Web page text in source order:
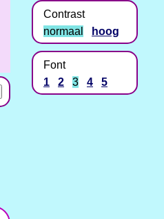
Contrast
normaal
hoog
Font
1
2 3 4 5